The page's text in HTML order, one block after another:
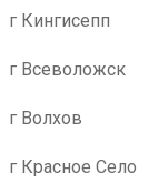
г Кингисепп
г Всеволожск
г Волхов
г Красное Село